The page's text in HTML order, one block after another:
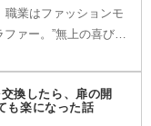
職業はファッションモ
ァー。”無上の喜びを
ったい彼はどうし
換したら、扉の開
も楽になった話